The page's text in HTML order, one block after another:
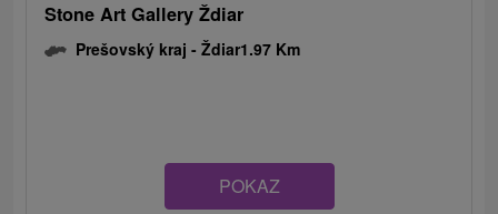
Stone Art Gallery Ždiar
Prešovský kraj -Ždiar1.97 Km
POKAZ